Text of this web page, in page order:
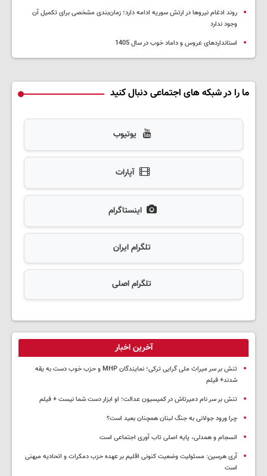
روند ادغام نیروها در ارتش سوریه ادامه دارد؛ زمان‌بندی مشخصی برای تکمیل آن
وجود ندارد
استانداردهای عروس و داماد خوب در سال 1405
ما را در شبکه های اجتماعی دنبال کنید
یوتیوب
آپارات
اینستاگرام
تلگرام ایران
تلگرام اصلی
آخرین اخبار
تنش بر سر میراث ملی گرایی ترکی؛ نمایندگان MHP و حزب خوب دست به یقه
شدند+ فیلم
تنش بر سر نام دمیرتاش در کمیسیون عدالت؛ او ابزار دست شما نیست + فیلم
چرا ورود جولانی به جنگ لبنان همچنان بعید است؟
انسجام و همدلی، پایه اصلی تاب آوری اجتماعی است
آری هرسین: مسئولیت وضعیت کنونی اقلیم بر عهده حزب دمکرات و اتحادیه میهنی
است